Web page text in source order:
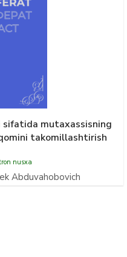
mutaxassisning
takomillashtirish
nusxa
Abduvahobovich